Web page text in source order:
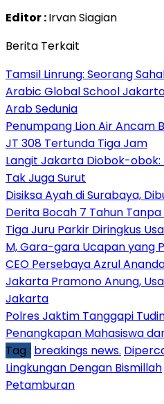
Editor :Irvan Siagian
Berita Terkait
Tamsil Linrung: Seorang
Arabic Global School
Arab Sedunia
Penumpang Lion Air Ancam
JT 308 Tertunda Tiga Jam
Langit Jakarta Diobok-obok:
Tak Juga Surut
Disiksa Ayah di Surabaya,
Derita Bocah 7 Tahun
Tiga Juru Parkir Diringkus
M, Gara-gara Ucapan yang
CEO Persebaya Azrul
Jakarta Pramono Anung,
Jakarta
Polres Jaktim Tanggapi
Penangkapan Mahasiswa
Tag : breakings news.
Lingkungan Dengan Bismillah
Petamburan